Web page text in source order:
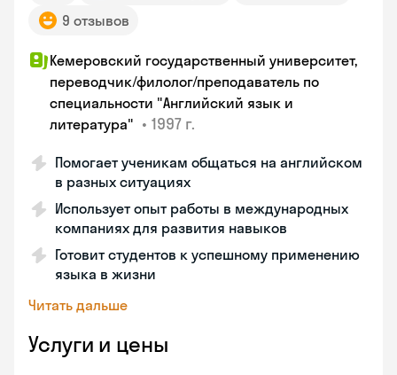
9 отзывов
Кемеровский государственный университет,
переводчик/филолог/преподаватель по
специальности "Английский язык и
литература" • 1997 г.
Помогает ученикам общаться на английском
в разных ситуациях
Использует опыт работы в международных
компаниях для развития навыков
Готовит студентов к успешному применению
языка в жизни
Читать дальше
Услуги и цены